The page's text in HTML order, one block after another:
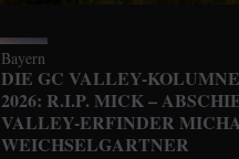
Bayern
DIE GC VALLEY-
2026: R.I.P. MICK –
VALLEY-ERFINDER
WEICHSELGARTNER